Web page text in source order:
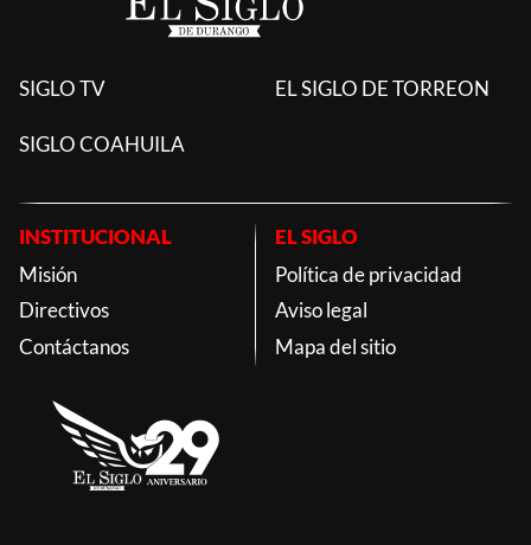
SIGLO TV EL SIGLO DE TORREON
SIGLO COAHUILA
INSTITUCIONAL
Misión
Directivos
Contáctanos
EL SIGLO
Política de privacidad
Aviso legal
Mapa del sitio